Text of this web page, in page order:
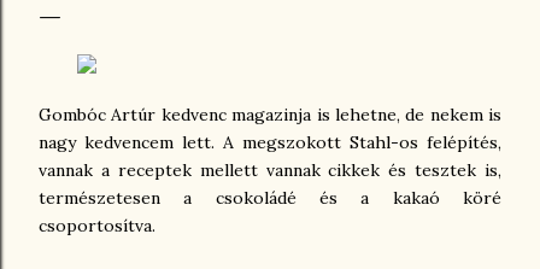
Gombóc Artúr kedvenc magazinja is lehetne, de nekem is
nagy kedvencem lett. A megszokott Stahl-os felépítés,
vannak a receptek mellett vannak cikkek és tesztek is,
természetesen a csokoládé és a kakaó köré
csoportosítva.